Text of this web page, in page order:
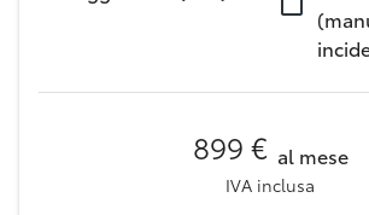
899 € al mese
IVA inclusa